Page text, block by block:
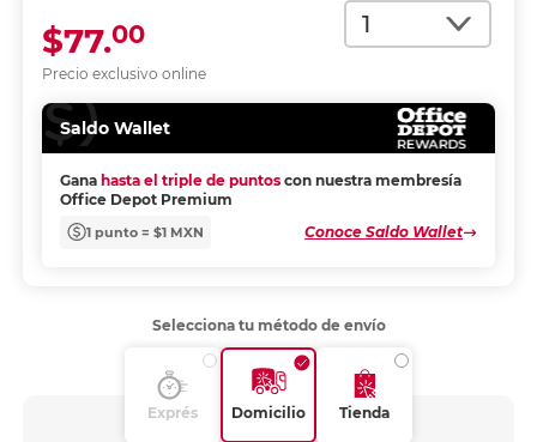
Cantidad
Precio exclusivo online
$77.00
Saldo Wallet
Gana hasta el triple de puntos con nuestra membresía
Office Depot Premium
1 punto = $1 MXN Conoce Saldo Wallet
Selecciona tu método de envío
Exprés Domicilio Tienda